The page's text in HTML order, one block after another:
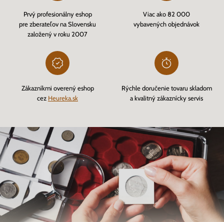
Prvý profesionálny eshop
pre zberateľov na Slovensku
založený v roku 2007
Viac ako 82 000
vybavených objednávok
Zákazníkmi overený eshop
cez Heureka.sk
Rýchle doručenie tovaru skladom
a kvalitný zákaznícky servis